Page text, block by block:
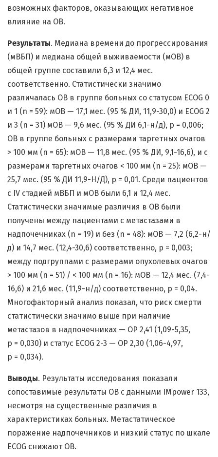
возможных факторов, оказывающих негативное
влияние на ОВ.
Результаты. Медиана времени до прогрессирования
(мВБП) и медиана общей выживаемости (мОВ) в
общей группе составили 6,3 и 12,4 мес.
соответственно. Статистически значимо
различалась ОВ в группе больных со статусом ECOG 0
и 1 (n = 59): мОВ — 17,1 мес. (95 % ДИ, 11,9-30,0) и ECOG 2
и 3 (n = 31) мОВ — 9,6 мес. (95 % ДИ 6,1-н/д), p = 0,006;
ОВ в группе больных с размерами таргетных очагов
> 100 мм (n = 65): мОВ — 11,8 мес. (95 % ДИ, 9,1-16,6), и с
размерами таргетных очагов < 100 мм (n = 25): мОВ —
25,7 мес. (95 % ДИ 11,9-Н/Д), p = 0,01. Среди пациентов
с IV стадией мВБП и мОВ были 6,1 и 12,4 мес.
Статистически значимые различия в ОВ были
получены между пациентами с метастазами в
надпочечниках (n = 19) и без (n = 48): мОВ — 7,2 (6,2-н/
д) и 14,7 мес. (12,4-30,6) соответственно, р = 0,003;
между подгруппами с размерами опухолевых очагов
> 100 мм (n = 51) / < 100 мм (n = 16): мОВ — 12,4 мес. (7,4-
16,6) и 21,6 мес. (11,9-н/д) соответственно, р = 0,04.
Многофакторный анализ показал, что риск смерти
статистически значимо выше при наличие
метастазов в надпочечниках — ОР 2,41 (1,09-5,35,
p = 0,030) и статус ECOG 2-3 — ОР 2,30 (1,06-4,97,
p = 0,034).
Выводы. Результаты исследования показали
сопоставимые результаты ОВ с данными IMpower 133,
несмотря на существенные различия в
характеристиках больных. Метастатическое
поражение надпочечников и низкий статус по шкале
ECOG снижают ОВ.